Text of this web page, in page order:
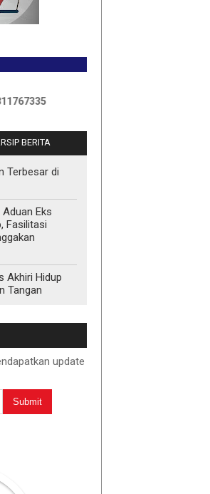
BERITA
Terbesar di
Eks
Fasilitasi
Akhiri Hidup
Tangan
update